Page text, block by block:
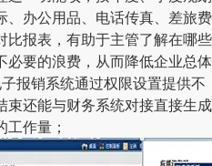
办公用品、电话传真、差旅费
比报表，有助于主管了解在哪些
要的浪费，从而降低企业总体
报销系统通过权限设置提供不
束还能与财务系统对接直接生成
作量；